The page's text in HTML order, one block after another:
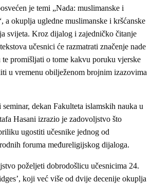
je temi „Nada: muslimanske i
a okuplja ugledne muslimanske i kršćanske
svijeta. Kroz dijalog i zajedničko čitanje
učesnici će razmatrati značenje nade
te promišljati o tome kakvu poruku vjerske
u vremenu obilježenom brojnim izazovima
dekan Fakulteta islamskih nauka u
Hasani izrazio je zadovoljstvo što
ugostiti učesnike jednog od
foruma međureligijskog dijaloga.
poželjeti dobrodošlicu učesnicima 24.
koji već više od dvije decenije okuplja